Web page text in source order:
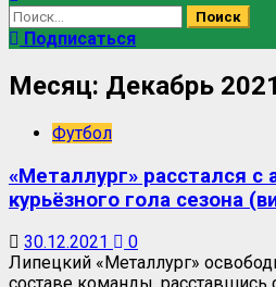
Подписаться
Месяц: Декабрь 2021
Футбол
«Металлург» расстался с
курьёзного гола сезона
30.12.2021
0
Липецкий «Металлург»